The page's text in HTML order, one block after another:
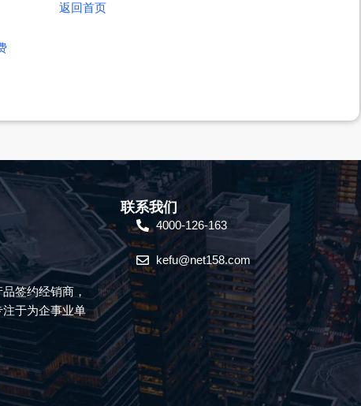
返回首页
签约经销商，
于为企事业单
联系我们
4000-126-163
kefu@net158.com